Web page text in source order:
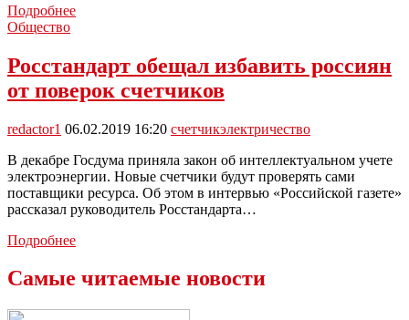
ПодробнееВ
электричество
будут
по
тарифам
Общество
Росстандарт обещал избавить россиян
от поверок счетчиков
redactor1 06.02.2019 16:20 счетчикэлектричество
В декабре Госдума приняла закон об интеллектуальном учете
электроэнергии. Новые счетчики будут проверять сами
поставщики ресурса. Об этом в интервью «Российской газете»
рассказал руководитель Росстандарта…
ПодробнееРосстандарт
избавить
россиян
Самые читаемые новости